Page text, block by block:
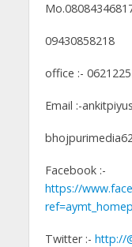
09430858218
office :-
Email :-
Facebook :-
https://
Twitter :- http://